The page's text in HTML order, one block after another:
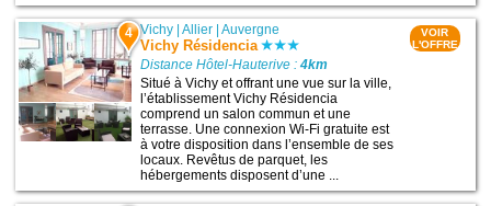
4 Vichy |Allier |Auvergne
Vichy Résidencia
Distance Hôtel-Hauterive :4km
Situé à Vichy et offrant une vue sur la ville,
l’établissement Vichy Résidencia
comprend un salon commun et une
terrasse. Une connexion Wi-Fi gratuite est
à votre disposition dans l’ensemble de ses
locaux. Revêtus de parquet, les
hébergements disposent d’une ...
VOIR
L'OFFRE